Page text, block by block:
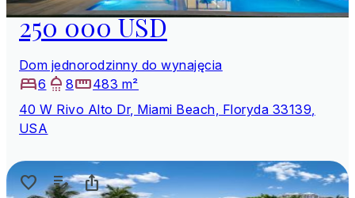
250 000 USD
Dom jednorodzinny do wynajęcia
6
8
483 m²
40 W Rivo Alto Dr, Miami Beach, Floryda 33139,
USA